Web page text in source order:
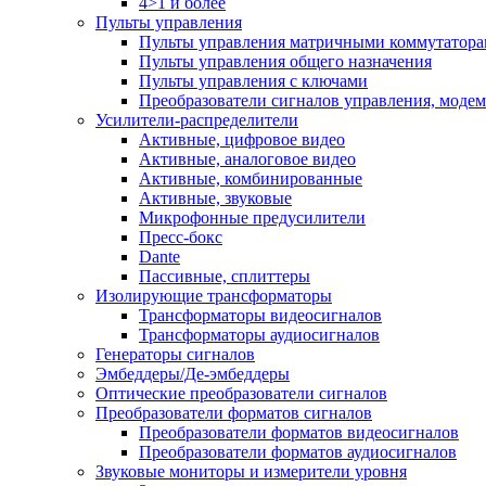
Пульты управления
Пульты управления матричными
Пульты управления общего назначения
Пульты управления с ключами
Преобразователи сигналов управления,
Усилители-распределители
Активные, цифровое видео
Активные, аналоговое видео
Активные, комбинированные
Активные, звуковые
Микрофонные предусилители
Пресс-бокс
Dante
Пассивные, сплиттеры
Изолирующие трансформаторы
Трансформаторы видеосигналов
Трансформаторы аудиосигналов
Генераторы сигналов
Эмбеддеры/Де-эмбеддеры
Оптические преобразователи сигналов
Преобразователи форматов сигналов
Преобразователи форматов видеосигналов
Преобразователи форматов аудиосигналов
Звуковые мониторы и измерители уровня